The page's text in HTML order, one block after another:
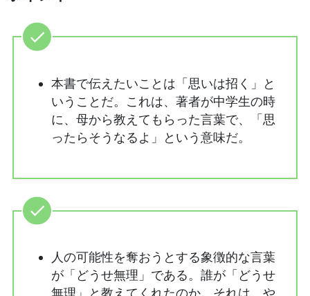
本書で伝えたいことは「思いは招く」と
いうことだ。これは、著者が中学生の時
に、母から教えてもらった言葉で、「思
ったらそうなるよ」という意味だ。
人の可能性を奪おうとする象徴的な言葉
が「どうせ無理」である。誰が「どうせ
無理」と教えてくれたのか。それは、や